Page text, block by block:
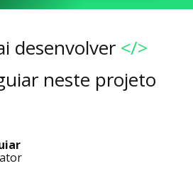
desenvolver </>
neste projeto